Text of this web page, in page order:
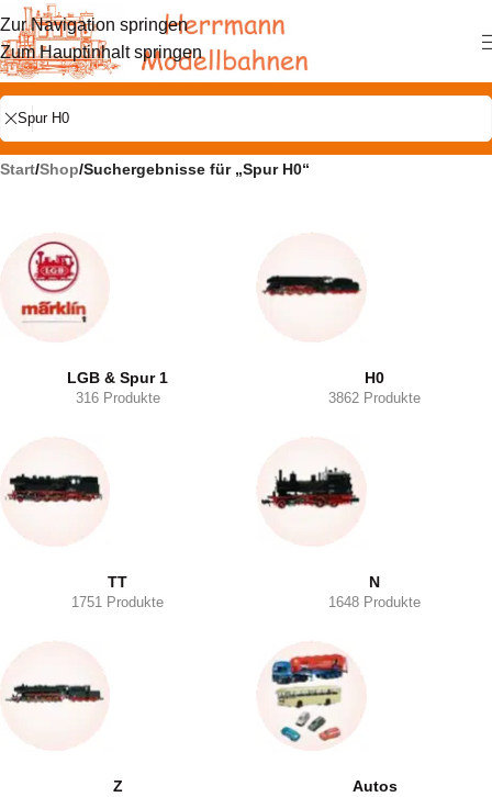
Zur Navigation springen
Zum Hauptinhalt springen
Start/Shop/Suchergebnisse für „Spur H0“
LGB & Spur 1
316 Produkte
H0
3862 Produkte
TT
1751 Produkte
N
1648 Produkte
Z Autos